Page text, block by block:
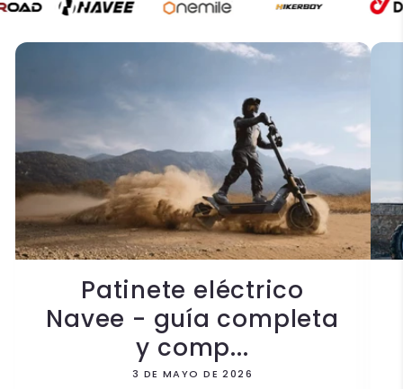
Patinete eléctrico
Navee - guía completa
y comp...
3 DE MAYO DE 2026